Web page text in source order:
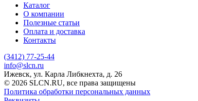
Каталог
О компании
Полезные статьи
Оплата и доставка
Контакты
(3412) 77-25-44
info@slcn.ru
Ижевск, ул. Карла Либкнехта, д. 26
© 2026 SLCN.RU, все права защищены
Политика обработки персональных данных